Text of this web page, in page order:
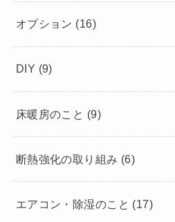
オプション (16)
DIY (9)
床暖房のこと (9)
断熱強化の取り組み (6)
エアコン・除湿のこと (17)